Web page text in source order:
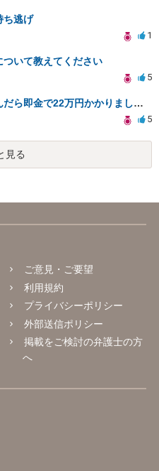
ち逃げ
1
ついて教えてください
5
ゴキブリ駆除の業者に頼んだら即金で22万円かかりました。これは詐欺とかではないでしょうか？
5
見る
ご意見・ご要望
利用規約
プライバシーポリシー
外部送信ポリシー
掲載をご検討の弁護士の方
へ